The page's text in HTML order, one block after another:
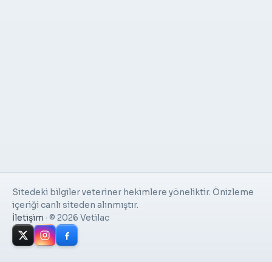
Sitedeki bilgiler veteriner hekimlere yöneliktir. Önizleme
içeriği canlı siteden alınmıştır.
İletişim · © 2026 Vetilac